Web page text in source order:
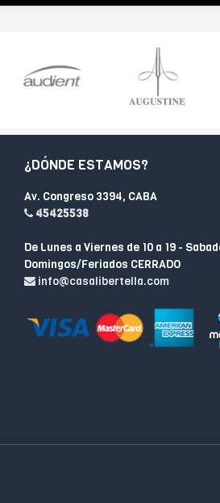
¿DÓNDE ESTAMOS?
Av. Congreso 3394, CABA
45425538
De Lunes a Viernes de 10 a 19 -
Domingos/Feriados CERRADO
info@casalibertella.com